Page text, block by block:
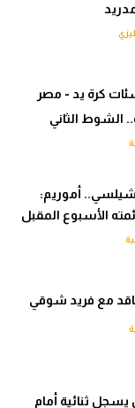
كرة يد - مصر
أموريم:
الأسبوع المقبل
مع فريد شوقي
ثنائية أمام